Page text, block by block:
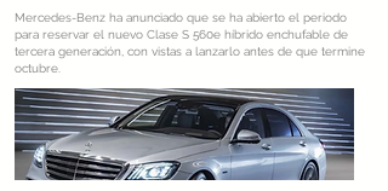
Mercedes-Benz ha anunciado que se ha abierto el periodo
para reservar el nuevo Clase S 560e híbrido enchufable de
tercera generación, con vistas a lanzarlo antes de que termine
octubre.